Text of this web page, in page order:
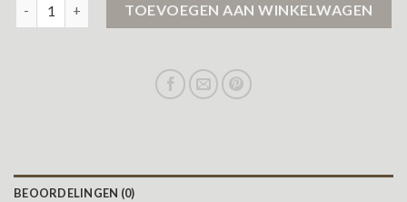
TOEVOEGEN AAN WINKELWAGEN
BEOORDELINGEN (0)